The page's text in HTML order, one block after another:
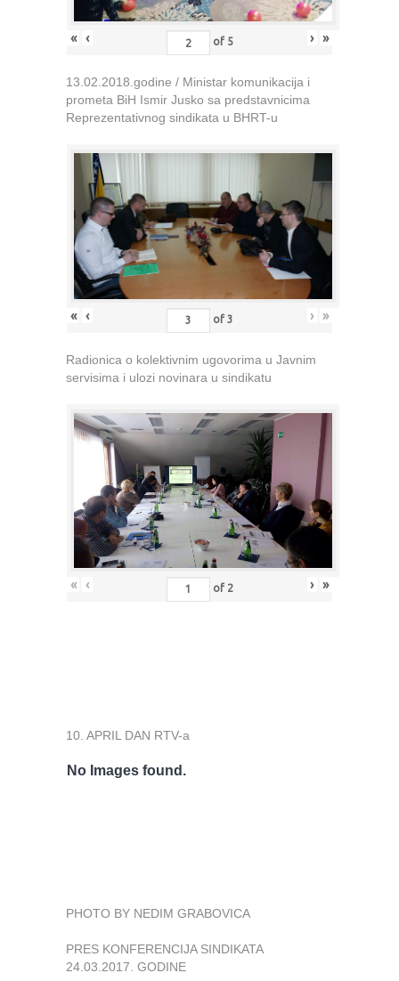
« ‹ of 5 › »
13.02.2018.godine / Ministar komunikacija i
prometa BiH Ismir Jusko sa predstavnicima
Reprezentativnog sindikata u BHRT-u
« ‹ of 3 › »
Radionica o kolektivnim ugovorima u Javnim
servisima i ulozi novinara u sindikatu
« ‹ of 2 › »
10. APRIL DAN RTV-a
No Images found.
PHOTO BY NEDIM GRABOVICA
PRES KONFERENCIJA SINDIKATA
24.03.2017. GODINE